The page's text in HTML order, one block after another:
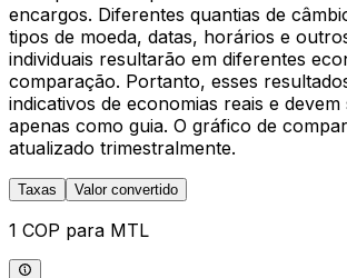
encargos. Diferentes quantias de
tipos de moeda, datas, horários e
individuais resultarão em diferentes
comparação. Portanto, esses
indicativos de economias reais e devem
apenas como guia. O gráfico de
atualizado trimestralmente.
Taxas Valor convertido
1 COP para MTL